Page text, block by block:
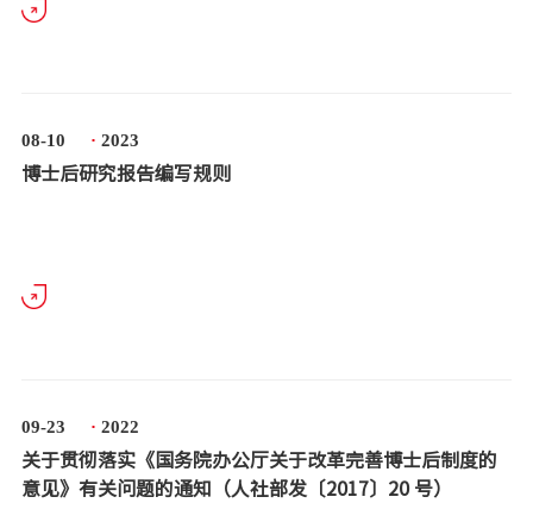
士后设站单位： &nb...
08-10 · 2023
博士后研究报告编写规则
09-23 · 2022
关于贯彻落实《国务院办公厅关于改革完善博士后制度的
意见》有关问题的通知（人社部发〔2017〕20 号）